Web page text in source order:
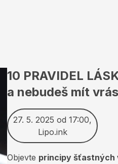
10 PRAVIDEL
a nebudeš mít
27. 5. 2025 od 17:00,
Lipo.ink
Objevte principy šťastných